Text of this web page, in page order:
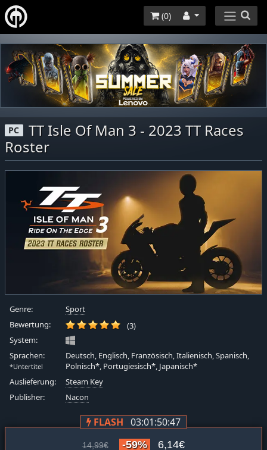
(0)
PC
TT Isle Of Man 3 - 2023 TT Races
Roster
Genre:
Sport
Bewertung:
(3)
System:
Sprachen:
*Untertitel
Deutsch, Englisch, Französisch, Italienisch, Spanisch,
Polnisch*, Portugiesisch*, Japanisch*
Auslieferung:
Steam Key
Publisher:
Nacon
FLASH 03:01:50:47
14,99€ -59% 6,14€